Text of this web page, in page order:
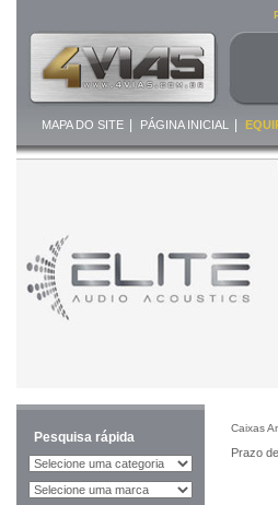
MAPA DO SITE PÁGINA INICIAL
Pesquisa rápida
Caixas
Prazo